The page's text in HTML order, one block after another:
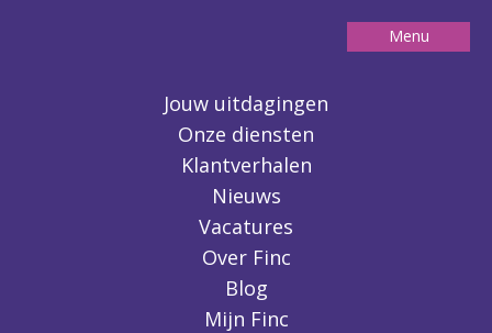
Menu
Jouw uitdagingen
Onze diensten
Klantverhalen
Nieuws
Vacatures
Over Finc
Blog
Mijn Finc